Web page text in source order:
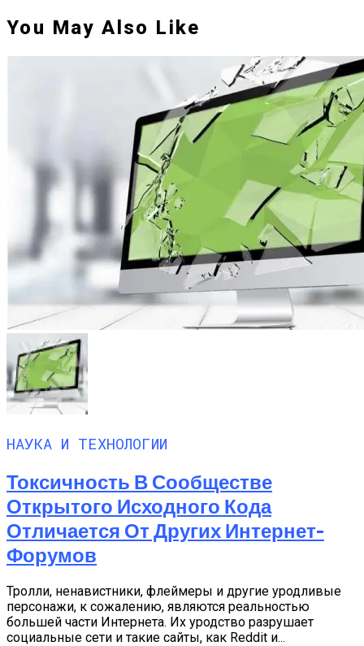
You May Also Like
НАУКА И ТЕХНОЛОГИИ
Токсичность В Сообществе
Открытого Исходного Кода
Отличается От Других Интернет-
Форумов
Тролли, ненавистники, флеймеры и другие уродливые
персонажи, к сожалению, являются реальностью
большей части Интернета. Их уродство разрушает
социальные сети и такие сайты, как Reddit и...